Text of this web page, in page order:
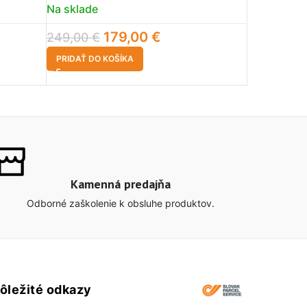
Na sklade
249,00€ 179,00 €
PRIDAŤ DO KOŠÍKA
Kamenná predajňa
Odborné zaškolenie k obsluhe produktov.
odkazy